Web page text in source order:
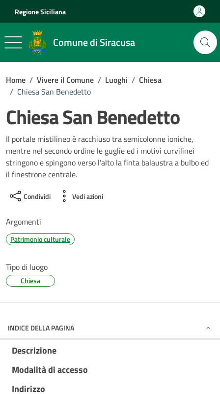
Regione Siciliana
Comune di Siracusa
Home / Vivere il Comune / Luoghi / Chiesa
/ Chiesa San Benedetto
Chiesa San Benedetto
Il portale mistilineo è racchiuso tra semicolonne ioniche,
mentre nel secondo ordine le guglie ed i motivi curvilinei
stringono e spingono verso l'alto la finta balaustra a bulbo ed
il finestrone centrale.
Condividi Vedi azioni
Argomenti
Patrimonio culturale
Tipo di luogo
Chiesa
INDICE DELLA PAGINA
Descrizione
Modalità di accesso
Indirizzo